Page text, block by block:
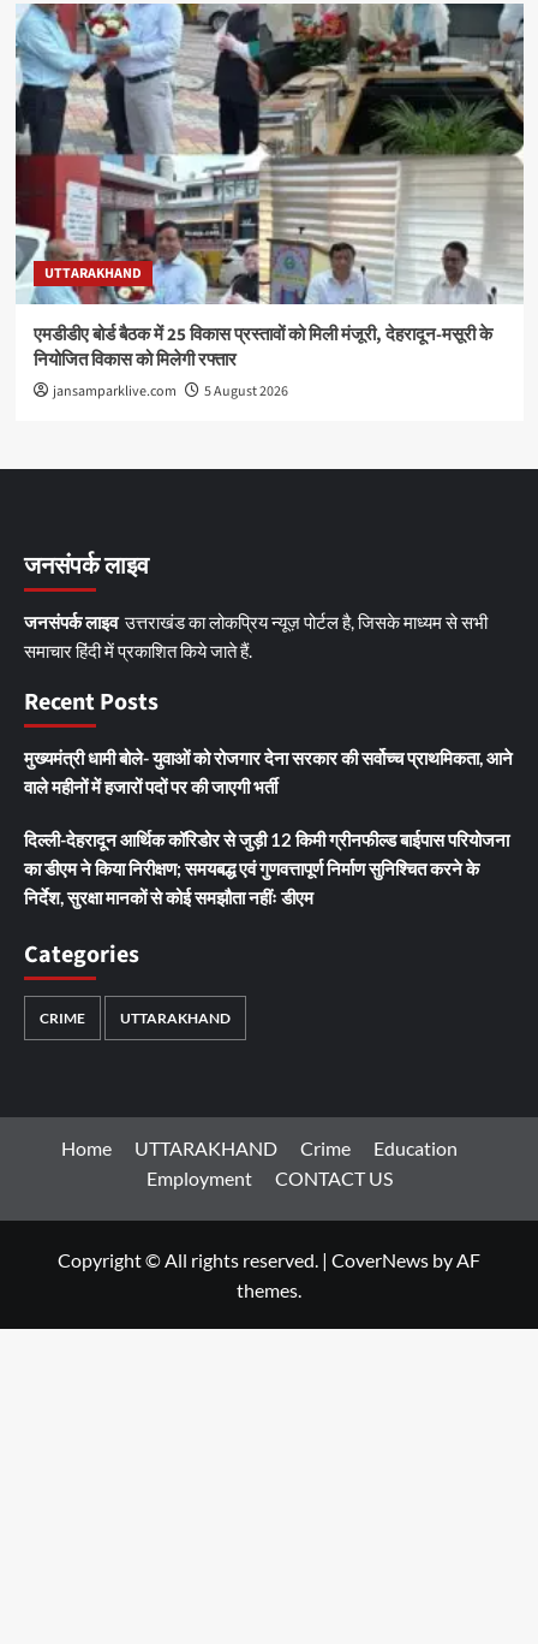
UTTARAKHAND
एमडीडीए बोर्ड बैठक में 25 विकास प्रस्तावों को मिली मंजूरी, देहरादून-मसूरी के
नियोजित विकास को मिलेगी रफ्तार
jansamparklive.com 5 August 2026
जनसंपर्क लाइव
जनसंपर्क लाइवउत्तराखंड का लोकप्रिय न्यूज़ पोर्टल है, जिसके माध्यम से सभी
समाचार हिंदी में प्रकाशित किये जाते हैं.
Recent Posts
मुख्यमंत्री धामी बोले- युवाओं को रोजगार देना सरकार की सर्वोच्च प्राथमिकता, आने
वाले महीनों में हजारों पदों पर की जाएगी भर्ती
दिल्ली-देहरादून आर्थिक कॉरिडोर से जुड़ी 12 किमी ग्रीनफील्ड बाईपास परियोजना
का डीएम ने किया निरीक्षण; समयबद्ध एवं गुणवत्तापूर्ण निर्माण सुनिश्चित करने के
निर्देश, सुरक्षा मानकों से कोई समझौता नहींः डीएम
Categories
CRIME UTTARAKHAND
Home UTTARAKHAND Crime
Education
Employment
CONTACT US
Copyright © All rights reserved. | CoverNews by AF
themes.